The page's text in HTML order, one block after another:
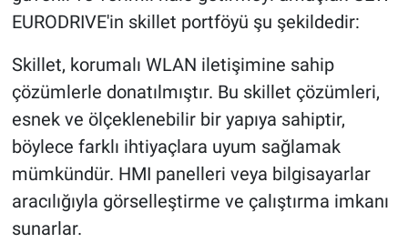
EURODRIVE'in skillet portföyü şu şekildedir:
Skillet, korumalı WLAN iletişimine sahip
çözümlerle donatılmıştır. Bu skillet çözümleri,
esnek ve ölçeklenebilir bir yapıya sahiptir,
böylece farklı ihtiyaçlara uyum sağlamak
mümkündür. HMI panelleri veya bilgisayarlar
aracılığıyla görselleştirme ve çalıştırma imkanı
sunarlar.